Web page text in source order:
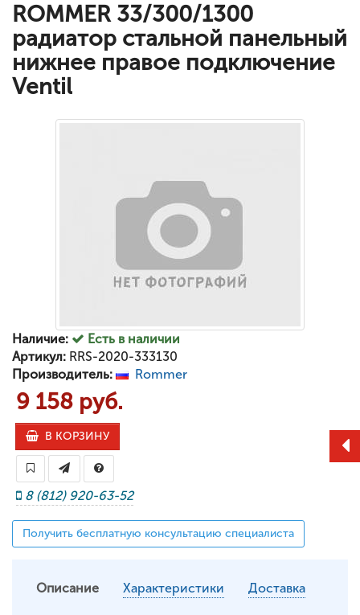
ROMMER 33/300/1300
радиатор стальной панельный
нижнее правое подключение
Ventil
Наличие:
Есть в наличии
Артикул: RRS-2020-333130
Производитель:
Rommer
9 158 руб.
В КОРЗИНУ
8 (812) 920-63-52
Получить бесплатную консультацию специалиста
Описание Характеристики Доставка